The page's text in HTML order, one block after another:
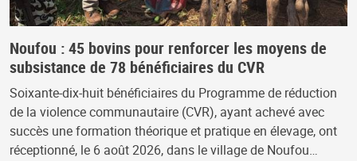
Noufou : 45 bovins pour renforcer les moyens de
subsistance de 78 bénéficiaires du CVR
Soixante-dix-huit bénéficiaires du Programme de réduction
de la violence communautaire (CVR), ayant achevé avec
succès une formation théorique et pratique en élevage, ont
réceptionné, le 6 août 2026, dans le village de Noufou…